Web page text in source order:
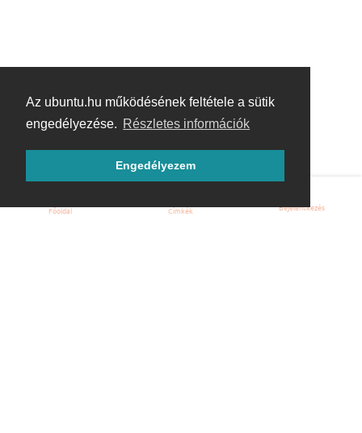
Az ubuntu.hu működésének feltétele a sütik
engedélyezése. Részletes információk
Engedélyezem
Főoldal Címkék Bejelentkezés